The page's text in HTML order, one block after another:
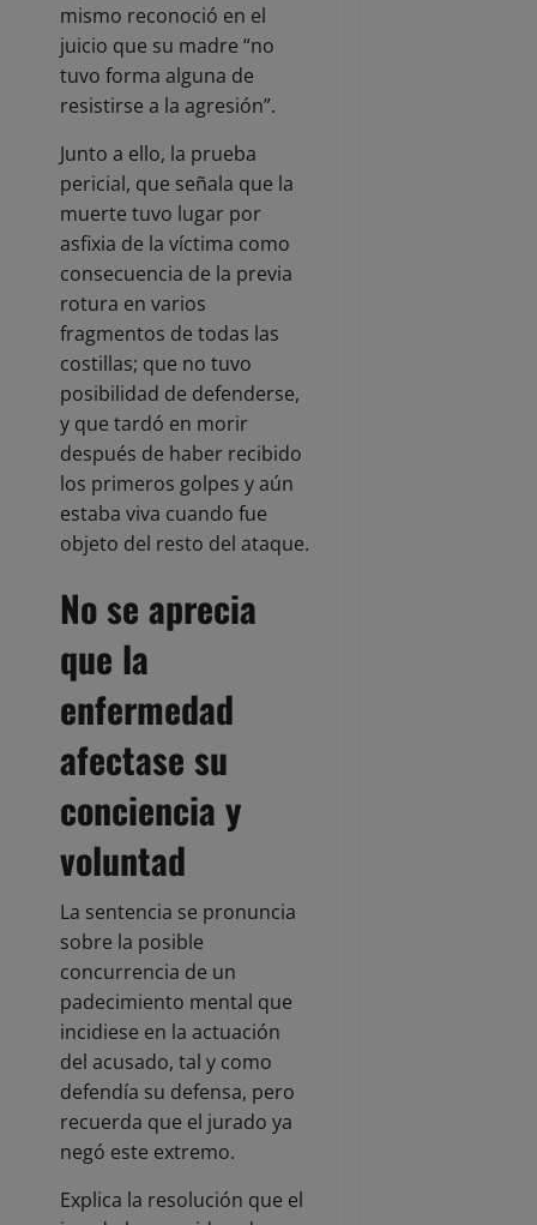
mismo reconoció en el
juicio que su madre “no
tuvo forma alguna de
resistirse a la agresión”.
Junto a ello, la prueba
pericial, que señala que la
muerte tuvo lugar por
asfixia de la víctima como
consecuencia de la previa
rotura en varios
fragmentos de todas las
costillas; que no tuvo
posibilidad de defenderse,
y que tardó en morir
después de haber recibido
los primeros golpes y aún
estaba viva cuando fue
objeto del resto del ataque.
No se aprecia
que la
enfermedad
afectase su
conciencia y
voluntad
La sentencia se pronuncia
sobre la posible
concurrencia de un
padecimiento mental que
incidiese en la actuación
del acusado, tal y como
defendía su defensa, pero
recuerda que el jurado ya
negó este extremo.
Explica la resolución que el